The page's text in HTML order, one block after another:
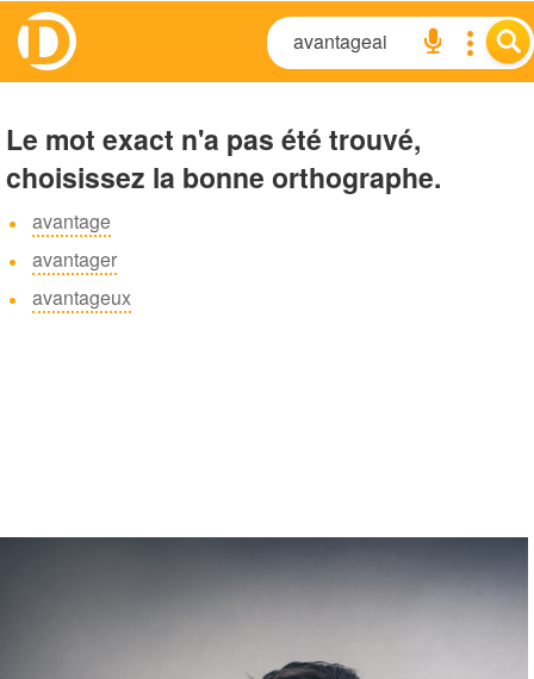
Le mot exact n'a pas été trouvé,
choisissez la bonne orthographe.
avantage
avantager
avantageux